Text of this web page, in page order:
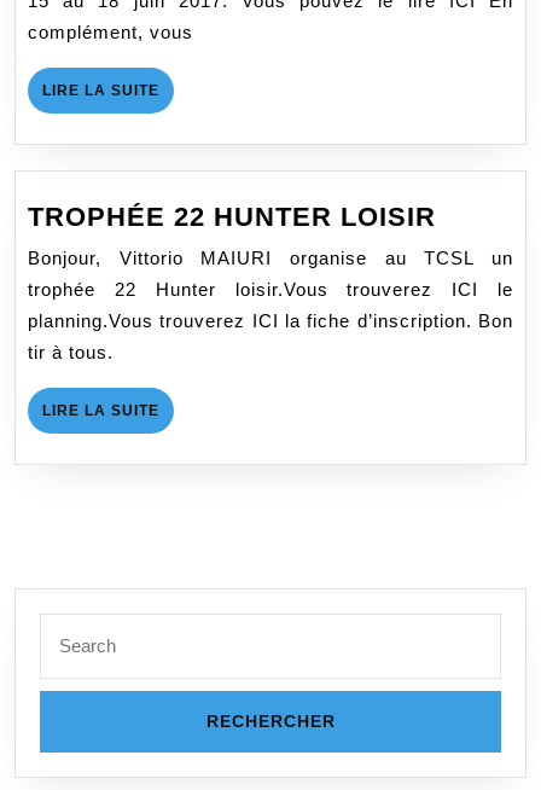
complément, vous
LIRE LA SUITE LIRE
LA
TROPHÉE 22 HUNTER LOISIR
22
LOISIR
Bonjour, Vittorio MAIURI organise au TCSL un
trophée 22 Hunter loisir.Vous trouverez ICI le
planning.Vous trouverez ICI la fiche d’inscription. Bon
tir à tous.
LIRE LA SUITE LIRE
LA
for: